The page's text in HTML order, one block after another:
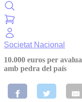
Societat Nacional
10.000 euros per
amb pedra del país